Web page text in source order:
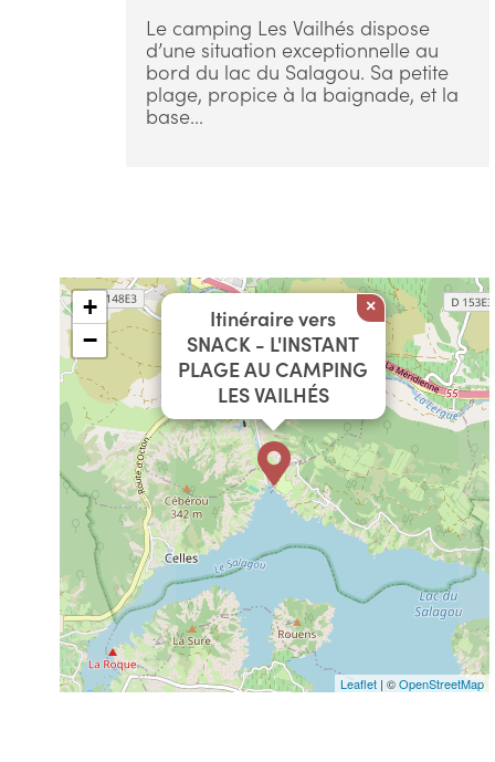
Le camping Les Vailhés dispose
d’une situation exceptionnelle au
bord du lac du Salagou. Sa petite
plage, propice à la baignade, et la
base...
Itinéraire vers
SNACK - L'INSTANT
PLAGE AU CAMPING
LES VAILHÉS
×
+
−
Leaflet| ©OpenStreetMap